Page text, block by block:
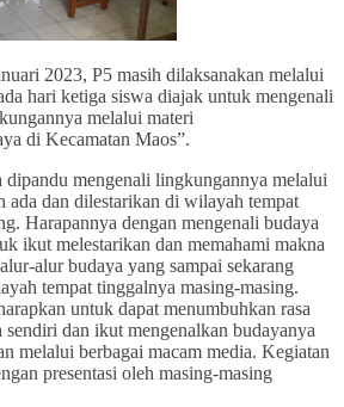
2023, P5 masih dilaksanakan melalui
hari ketiga siswa diajak untuk mengenali
melalui materi
di Kecamatan Maos”.
mengenali lingkungannya melalui
ada dan dilestarikan di wilayah tempat
Harapannya dengan mengenali budaya
ikut melestarikan dan memahami makna
alur budaya yang sampai sekarang
tempat tinggalnya masing-masing.
untuk dapat menumbuhkan rasa
sendiri dan ikut mengenalkan budayanya
melalui berbagai macam media. Kegiatan
presentasi oleh masing-masing